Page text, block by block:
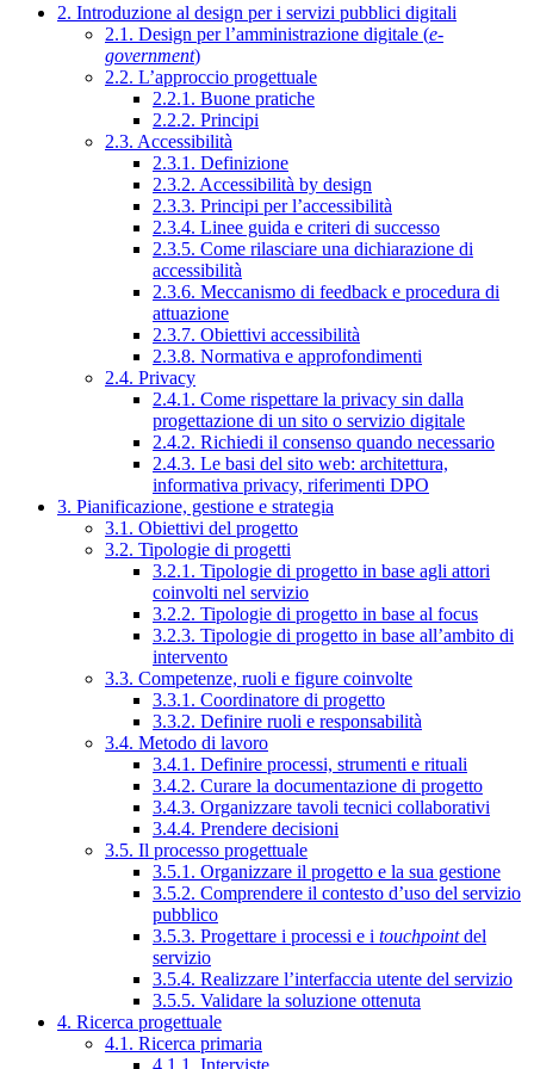
2. Introduzione al design per i servizi pubblici digitali
2.1. Design per l’amministrazione digitale (e-
government)
2.2. L’approccio progettuale
2.2.1. Buone pratiche
2.2.2. Principi
2.3. Accessibilità
2.3.1. Definizione
2.3.2. Accessibilità by design
2.3.3. Principi per l’accessibilità
2.3.4. Linee guida e criteri di successo
2.3.5. Come rilasciare una dichiarazione di
accessibilità
2.3.6. Meccanismo di feedback e procedura di
attuazione
2.3.7. Obiettivi accessibilità
2.3.8. Normativa e approfondimenti
2.4. Privacy
2.4.1. Come rispettare la privacy sin dalla
progettazione di un sito o servizio digitale
2.4.2. Richiedi il consenso quando necessario
2.4.3. Le basi del sito web: architettura,
informativa privacy, riferimenti DPO
3. Pianificazione, gestione e strategia
3.1. Obiettivi del progetto
3.2. Tipologie di progetti
3.2.1. Tipologie di progetto in base agli attori
coinvolti nel servizio
3.2.2. Tipologie di progetto in base al focus
3.2.3. Tipologie di progetto in base all’ambito di
intervento
3.3. Competenze, ruoli e figure coinvolte
3.3.1. Coordinatore di progetto
3.3.2. Definire ruoli e responsabilità
3.4. Metodo di lavoro
3.4.1. Definire processi, strumenti e rituali
3.4.2. Curare la documentazione di progetto
3.4.3. Organizzare tavoli tecnici collaborativi
3.4.4. Prendere decisioni
3.5. Il processo progettuale
3.5.1. Organizzare il progetto e la sua gestione
3.5.2. Comprendere il contesto d’uso del servizio
pubblico
3.5.3. Progettare i processi e i touchpointdel
servizio
3.5.4. Realizzare l’interfaccia utente del servizio
3.5.5. Validare la soluzione ottenuta
4. Ricerca progettuale
4.1. Ricerca primaria
4.1.1. Interviste